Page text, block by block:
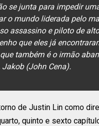
se junta para impedir
o mundo liderada pelo
assassino e piloto de
que eles já
também é o irmão
Jakob (John Cena).
de Justin Lin como
quinto e sexto